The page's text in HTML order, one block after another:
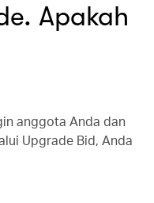
Apakah
anggota Anda dan
Upgrade Bid, Anda